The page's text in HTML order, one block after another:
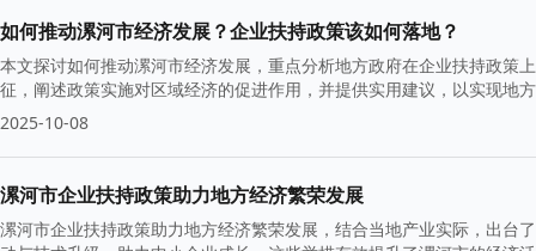
如何推动漯河市经济发展？企业扶持政策该如何落地？
本文探讨如何推动漯河市经济发展，重点分析地方政府在企业扶持政策
征，阐述政策实施对区域经济的促进作用，并提供实用建议，以实现地
2025-10-08
漯河市企业扶持政策助力地方经济繁荣发展
漯河市企业扶持政策助力地方经济繁荣发展，结合当地产业实际，出台